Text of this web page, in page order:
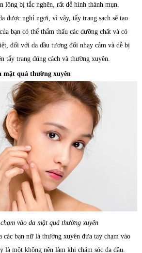
lông bị tắc nghẽn, rất dễ hình thành mụn.
được nghỉ ngơi, vì vậy, tẩy trang sạch sẽ tạo
bạn có thể thẩm thấu các dưỡng chất và có
đối với da dầu tương đối nhạy cảm và dễ bị
tẩy trang đúng cách và thường xuyên.
mặt quá thường xuyên
vào da mặt quá thường xuyên
các bạn nữ là thường xuyên đưa tay chạm vào
là một không nên làm khi chăm sóc da dầu.